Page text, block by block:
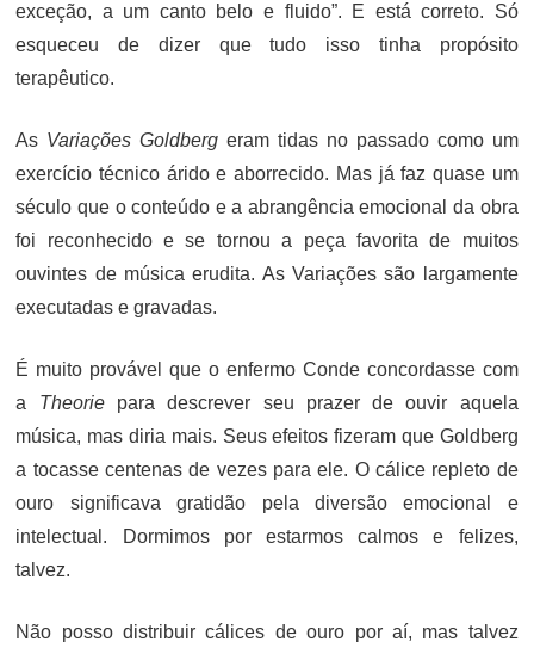
exceção, a um canto belo e fluido”. E está correto. Só
esqueceu de dizer que tudo isso tinha propósito
terapêutico.
As Variações Goldberg eram tidas no passado como um
exercício técnico árido e aborrecido. Mas já faz quase um
século que o conteúdo e a abrangência emocional da obra
foi reconhecido e se tornou a peça favorita de muitos
ouvintes de música erudita. As Variações são largamente
executadas e gravadas.
É muito provável que o enfermo Conde concordasse com
a Theorie para descrever seu prazer de ouvir aquela
música, mas diria mais. Seus efeitos fizeram que Goldberg
a tocasse centenas de vezes para ele. O cálice repleto de
ouro significava gratidão pela diversão emocional e
intelectual. Dormimos por estarmos calmos e felizes,
talvez.
Não posso distribuir cálices de ouro por aí, mas talvez